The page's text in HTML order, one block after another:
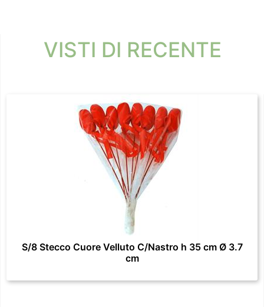
VISTI DI RECENTE
S/8 Stecco Cuore Velluto C/Nastro h 35 cm Ø 3.7
cm